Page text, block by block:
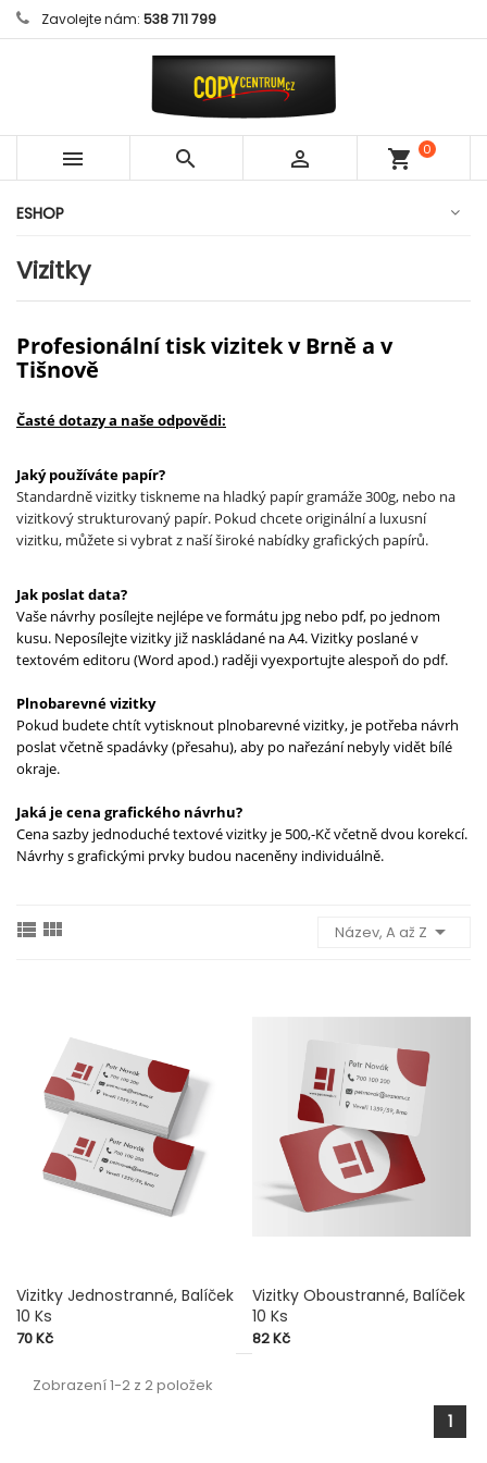
Zavolejte nám: 538 711 799
   shopping_cart
0
ESHOP
Vizitky
Profesionální tisk vizitek v Brně a v
Tišnově
Časté dotazy a naše odpovědi:
Jaký používáte papír?
Standardně vizitky tiskneme na hladký papír gramáže 300g, nebo na
vizitkový strukturovaný papír. Pokud chcete originální a luxusní
vizitku, můžete si vybrat z naší široké nabídky grafických papírů.
Jak poslat data?
Vaše návrhy posílejte nejlépe ve formátu jpg nebo pdf, po jednom
kusu. Neposílejte vizitky již naskládané na A4. Vizitky poslané v
textovém editoru (Word apod.) raději vyexportujte alespoň do pdf.
Plnobarevné vizitky
Pokud budete chtít vytisknout plnobarevné vizitky, je potřeba návrh
poslat včetně spadávky (přesahu), aby po nařezání nebyly vidět bílé
okraje.
Jaká je cena grafického návrhu?
Cena sazby jednoduché textové vizitky je 500,-Kč včetně dvou korekcí.
Návrhy s grafickými prvky budou naceněny individuálně.
  Název, A až Z 
Vizitky Jednostranné, Balíček
10 Ks
Cena
70 Kč
Vizitky Oboustranné, Balíček
10 Ks
Cena
82 Kč
Zobrazení 1-2 z 2 položek
1